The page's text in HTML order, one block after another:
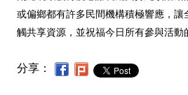
或偏鄉都有許多民間機構積極響應，
觸共享資源，並祝福今日所有參與活
分享：